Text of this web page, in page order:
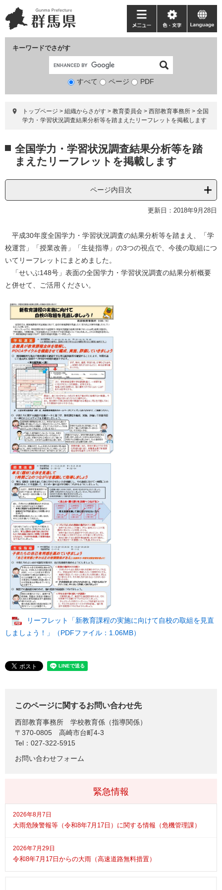
ー
ジ
ニ
ュ
て
キーワードでさがす
検
象
すべて ページ PDF
メ
ニ
ー
色・
文
language
トップページ > 組織からさがす > 教育委員会 > 西部教育事務所 > 全国
学力・学習状況調査結果分析等を踏まえたリーフレットを掲載します
文 全国学力・学習状況調査結果分析等を踏
まえたリーフレットを掲載します
ページ内目次
更新日：2018年9月28日
平成30年度全国学力・学習状況調査の結果分析等を踏まえ、「学
校運営」「授業改善」「生徒指導」の3つの視点で、今後の取組につ
いてリーフレットにまとめました。
「せいぶ148号」表面の全国学力・学習状況調査の結果分析概要
と併せて、ご活用ください。
リーフレット「新教育課程の実施に向けて自校の取組を見直
しましょう！」（PDFファイル：1.06MB）
このページに関するお問い合わせ先
西部教育事務所
学校教育係（指導関係）
〒370-0805
高崎市台町4-3
Tel：027-322-5915
お問い合わせフォーム
緊急情報
2026年8月7日
大雨危険警報等（令和8年7月17日）に関する情報（危機管理課）
2026年7月29日
令和8年7月17日からの大雨（高速道路無料措置）